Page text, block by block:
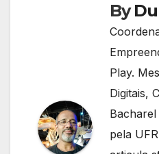
By
Play.
Digitais,
pela